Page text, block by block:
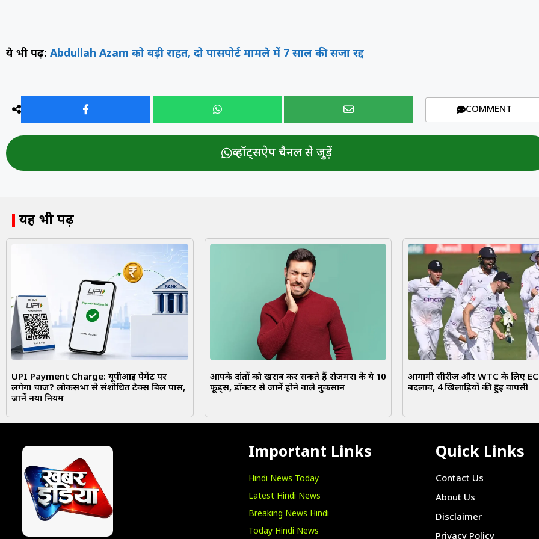
ये भी पढ़ें: Abdullah Azam को बड़ी राहत, दो पासपोर्ट मामले में 7 साल की सजा रद्द
COMMENT
व्हॉट्सऐप चैनल से जुड़ें
यह भी पढ़ें
UPI Payment Charge: यूपीआई पेमेंट पर
लगेगा चार्ज? लोकसभा से संशोधित टैक्स बिल पास,
जानें नया नियम
आपके दांतों को खराब कर सकते हैं रोजमर्रा के ये 10
फूड्स, डॉक्टर से जानें होने वाले नुकसान
आगामी सीरीज और WTC के लिए
बदलाव, 4 खिलाड़ियों की हुई वापसी
Important Links
Hindi News Today
Latest Hindi News
Breaking News Hindi
Today Hindi News
Quick Links
Contact Us
About Us
Disclaimer
Privacy Policy